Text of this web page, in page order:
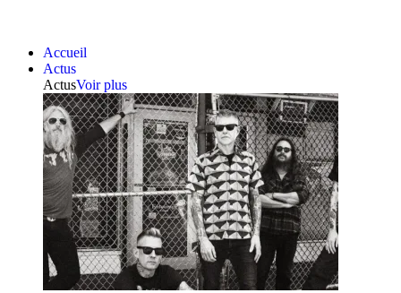
Accueil
Actus
ActusVoir plus